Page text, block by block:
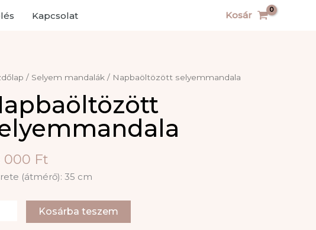
Kapcsolat Kosár
/ Selyem mandalák/ Napbaöltözött selyemmandala
000 Ft
(átmérő): 35 cm
Kosárba teszem